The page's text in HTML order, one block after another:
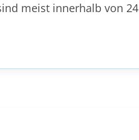
meist innerhalb von 24